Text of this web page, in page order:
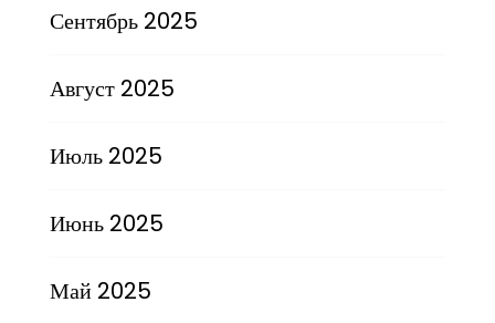
Сентябрь 2025
Август 2025
Июль 2025
Июнь 2025
Май 2025